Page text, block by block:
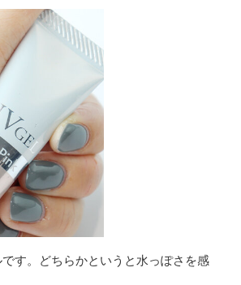
す。どちらかというと水っぽさを感